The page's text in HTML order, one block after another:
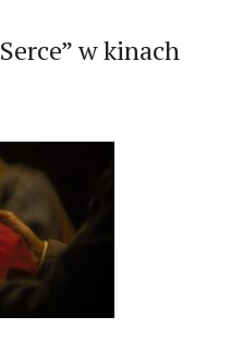
w kinach